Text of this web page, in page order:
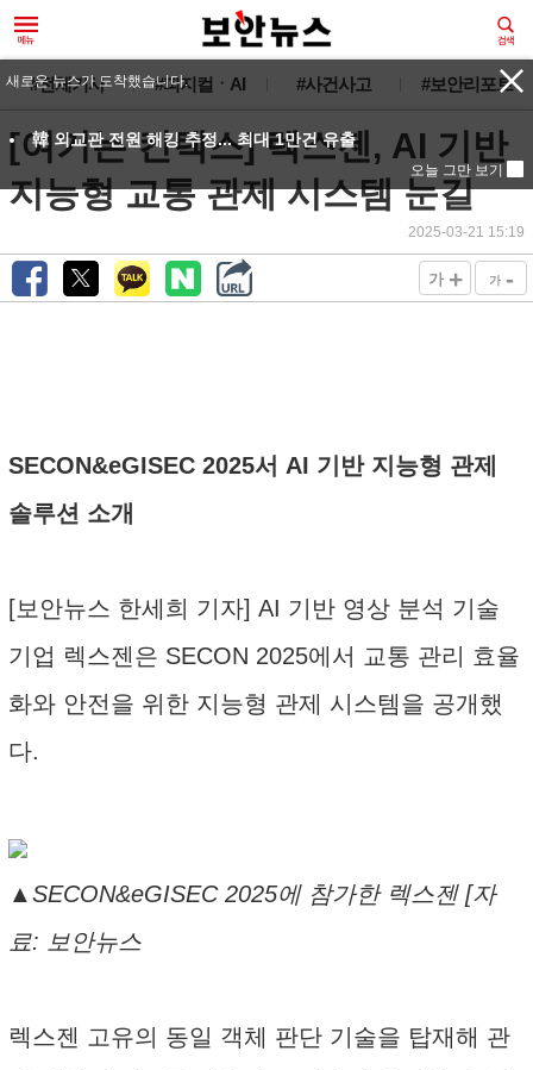
#전체기사 #피지컬ㆍAI #사건사고 #보안리포트
[여기는 킨텍스] 렉스젠, AI 기반
지능형 교통 관제 시스템 눈길
2025-03-21 15:19
가 + 가 -
SECON&eGISEC 2025서 AI 기반 지능형 관제
솔루션 소개
[보안뉴스 한세희 기자] AI 기반 영상 분석 기술
기업 렉스젠은 SECON 2025에서 교통 관리 효율
화와 안전을 위한 지능형 관제 시스템을 공개했
다.
▲SECON&eGISEC 2025에 참가한 렉스젠 [자
료: 보안뉴스
렉스젠 고유의 동일 객체 판단 기술을 탑재해 관
새로운 뉴스가 도착했습니다.
韓 외교관 전원 해킹 추정... 최대 1만건 유출
오늘 그만 보기